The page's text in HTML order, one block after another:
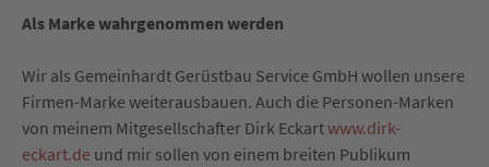
Als Marke wahrgenommen werden
Wir als Gemeinhardt Gerüstbau Service GmbH wollen unsere
Firmen-Marke weiterausbauen. Auch die Personen-Marken
von meinem Mitgesellschafter Dirk Eckartwww.dirk-
eckart.de und mir sollen von einem breiten Publikum